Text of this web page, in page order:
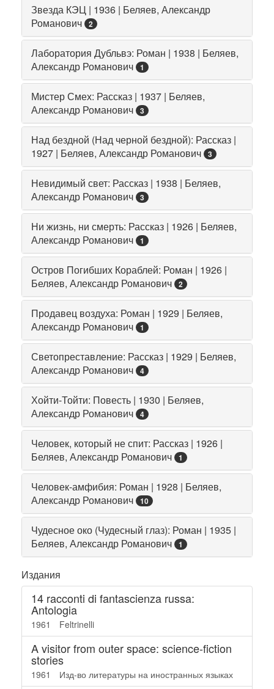
Звезда КЭЦ | 1936 | Беляев, Александр
Романович
2
Лаборатория Дубльвэ: Роман | 1938 | Беляев,
Александр Романович
1
Мистер Смех: Рассказ | 1937 | Беляев,
Александр Романович
3
Над бездной (Над черной бездной): Рассказ |
1927 | Беляев, Александр Романович
3
Невидимый свет: Рассказ | 1938 | Беляев,
Александр Романович
3
Ни жизнь, ни смерть: Рассказ | 1926 | Беляев,
Александр Романович
1
Остров Погибших Кораблей: Роман | 1926 |
Беляев, Александр Романович
2
Продавец воздуха: Роман | 1929 | Беляев,
Александр Романович
1
Светопреставление: Рассказ | 1929 | Беляев,
Александр Романович
4
Хойти-Тойти: Повесть | 1930 | Беляев,
Александр Романович
4
Человек, который не спит: Рассказ | 1926 |
Беляев, Александр Романович
1
Человек-амфибия: Роман | 1928 | Беляев,
Александр Романович
10
Чудесное око (Чудесный глаз): Роман | 1935 |
Беляев, Александр Романович
1
Издания
14 racconti di fantascienza russa:
Antologia
1961 Feltrinelli
A visitor from outer space: science-fiction
stories
1961 Изд-во литературы на иностранных языках